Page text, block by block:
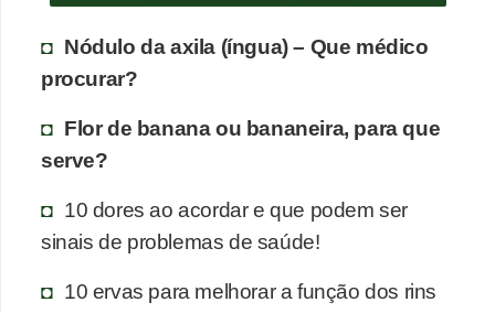
Nódulo da axila (íngua) – Que médico
procurar?
Flor de banana ou bananeira, para que
serve?
10 dores ao acordar e que podem ser
sinais de problemas de saúde!
10 ervas para melhorar a função dos rins
a
s
e
i
c
i